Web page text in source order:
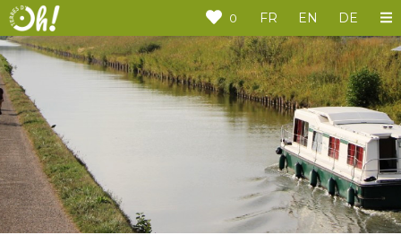
0 FR EN DE
Cookie-Einstellungen